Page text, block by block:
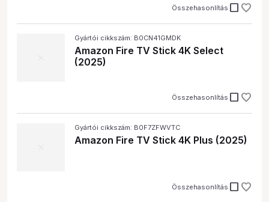
Összehasonlítás check_box_outline_blank
Gyártói cikkszám: B0CN41GMDK
Amazon Fire TV Stick 4K Select
(2025)
Összehasonlítás check_box_outline_blank
Gyártói cikkszám: B0F7ZFWVTC
Amazon Fire TV Stick 4K Plus (2025)
Összehasonlítás check_box_outline_blank